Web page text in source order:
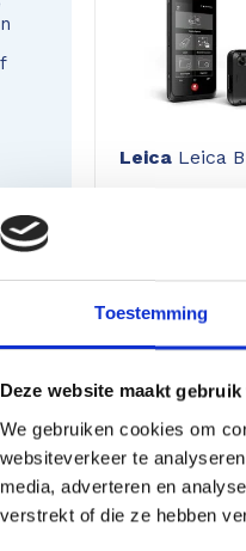
Toestemming
Deze website maakt
We gebruiken cookies om
websiteverkeer te
media, adverteren en
verstrekt of die ze hebben
22:00
Leica Leica
5.203,00
Excl. btw
17%